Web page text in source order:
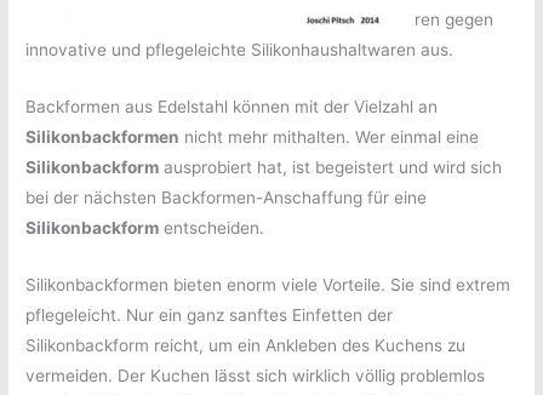
ren gegen
innovative und pflegeleichte Silikonhaushaltwaren aus.
Backformen aus Edelstahl können mit der Vielzahl an
Silikonbackformen nicht mehr mithalten. Wer einmal eine
Silikonbackform ausprobiert hat, ist begeistert und wird sich
bei der nächsten Backformen-Anschaffung für eine
Silikonbackform entscheiden.
Silikonbackformen bieten enorm viele Vorteile. Sie sind extrem
pflegeleicht. Nur ein ganz sanftes Einfetten der
Silikonbackform reicht, um ein Ankleben des Kuchens zu
vermeiden. Der Kuchen lässt sich wirklich völlig problemlos